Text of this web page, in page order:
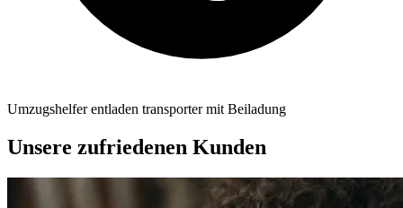
Umzugshelfer entladen transporter mit Beiladung
Unsere zufriedenen Kunden